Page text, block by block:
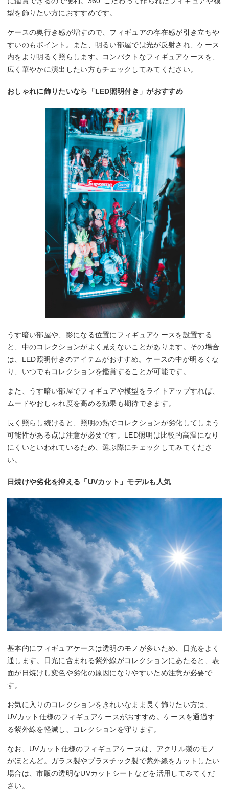
型を飾りたい方におすすめです。
ケースの奥行き感が増すので、フィギュアの存在感が引き立ちや
すいのもポイント。また、明るい部屋では光が反射され、ケース
内をより明るく照らします。コンパクトなフィギュアケースを、
広く華やかに演出したい方もチェックしてみてください。
おしゃれに飾りたいなら「LED照明付き」がおすすめ
うす暗い部屋や、影になる位置にフィギュアケースを設置する
と、中のコレクションがよく見えないことがあります。その場合
は、LED照明付きのアイテムがおすすめ。ケースの中が明るくな
り、いつでもコレクションを鑑賞することが可能です。
また、うす暗い部屋でフィギュアや模型をライトアップすれば、
ムードやおしゃれ度を高める効果も期待できます。
長く照らし続けると、照明の熱でコレクションが劣化してしまう
可能性がある点は注意が必要です。LED照明は比較的高温になり
にくいといわれているため、選ぶ際にチェックしてみてくださ
い。
日焼けや劣化を抑える「UVカット」モデルも人気
基本的にフィギュアケースは透明のモノが多いため、日光をよく
通します。日光に含まれる紫外線がコレクションにあたると、表
面が日焼けし変色や劣化の原因になりやすいため注意が必要で
す。
お気に入りのコレクションをきれいなまま長く飾りたい方は、
UVカット仕様のフィギュアケースがおすすめ。ケースを通過す
る紫外線を軽減し、コレクションを守ります。
なお、UVカット仕様のフィギュアケースは、アクリル製のモノ
がほとんど。ガラス製やプラスチック製で紫外線をカットしたい
場合は、市販の透明なUVカットシートなどを活用してみてくだ
さい。